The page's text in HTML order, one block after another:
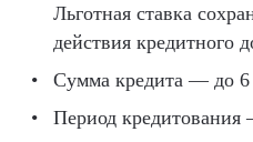
Льготная ставка
действия кредитного
Сумма кредита — до 6
Период кредитования